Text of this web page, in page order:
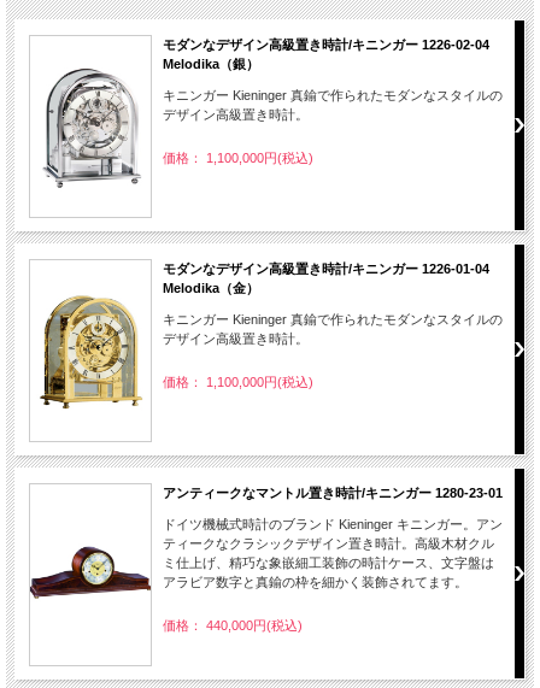
モダンなデザイン高級置き時計/キニンガー 1226-02-04
Melodika（銀）
キニンガー Kieninger 真鍮で作られたモダンなスタイルの
デザイン高級置き時計。
価格： 1,100,000円(税込)
モダンなデザイン高級置き時計/キニンガー 1226-01-04
Melodika（金）
キニンガー Kieninger 真鍮で作られたモダンなスタイルの
デザイン高級置き時計。
価格： 1,100,000円(税込)
アンティークなマントル置き時計/キニンガー 1280-23-01
ドイツ機械式時計のブランド Kieninger キニンガー。アン
ティークなクラシックデザイン置き時計。高級木材クル
ミ仕上げ、精巧な象嵌細工装飾の時計ケース、文字盤は
アラビア数字と真鍮の枠を細かく装飾されてます。
価格： 440,000円(税込)